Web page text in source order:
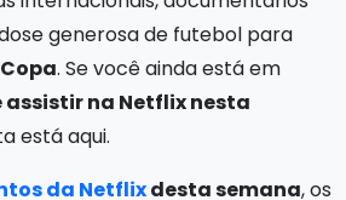
generosa de futebol para
Copa. Se você ainda está em
assistir na Netflix nesta
está aqui.
da Netflixdesta semana, os